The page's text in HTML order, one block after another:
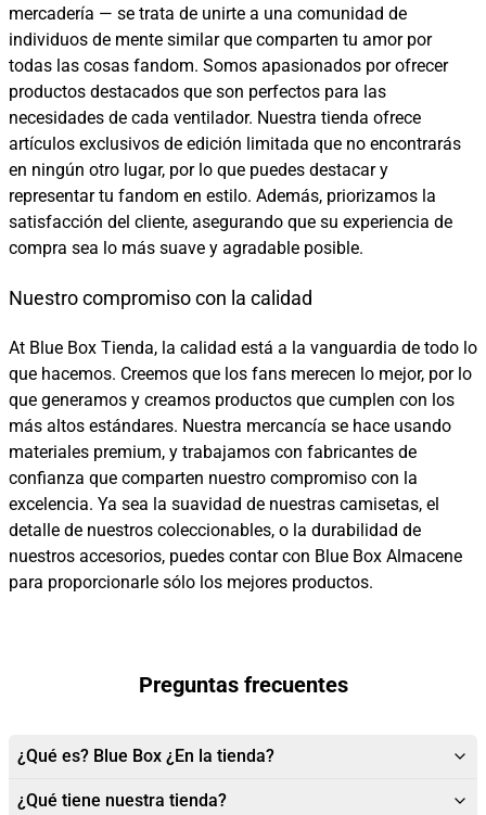
mercadería — se trata de unirte a una comunidad de
individuos de mente similar que comparten tu amor por
todas las cosas fandom. Somos apasionados por ofrecer
productos destacados que son perfectos para las
necesidades de cada ventilador. Nuestra tienda ofrece
artículos exclusivos de edición limitada que no encontrarás
en ningún otro lugar, por lo que puedes destacar y
representar tu fandom en estilo. Además, priorizamos la
satisfacción del cliente, asegurando que su experiencia de
compra sea lo más suave y agradable posible.
Nuestro compromiso con la calidad
At Blue Box Tienda, la calidad está a la vanguardia de todo lo
que hacemos. Creemos que los fans merecen lo mejor, por lo
que generamos y creamos productos que cumplen con los
más altos estándares. Nuestra mercancía se hace usando
materiales premium, y trabajamos con fabricantes de
confianza que comparten nuestro compromiso con la
excelencia. Ya sea la suavidad de nuestras camisetas, el
detalle de nuestros coleccionables, o la durabilidad de
nuestros accesorios, puedes contar con Blue Box Almacene
para proporcionarle sólo los mejores productos.
Preguntas frecuentes
¿Qué es? Blue Box ¿En la tienda?
¿Qué tiene nuestra tienda?